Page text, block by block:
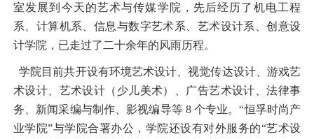
室发展到今天的艺术与传媒学院，先后经历了机电工程
系、计算机系、信息与数字艺术系、艺术设计系、创意设
计学院，已走过了二十余年的风雨历程。
学院目前共开设有环境艺术设计、视觉传达设计、游戏艺
术设计、艺术设计（少儿美术）、广告艺术设计、法律事
务、新闻采编与制作、影视编导等 8 个专业。“恒孚时尚产
业学院”与学院合署办公，学院还设有对外服务的“艺术设